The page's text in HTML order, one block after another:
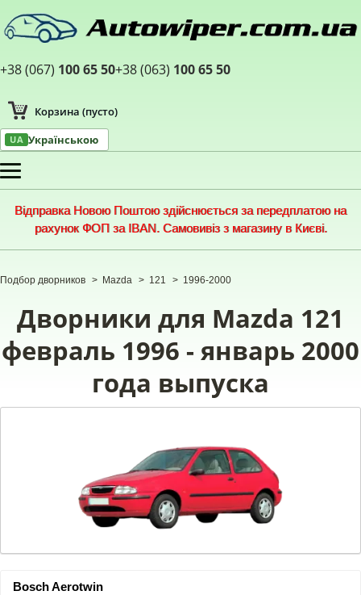
+38 (067) 100 65 50+38 (063) 100 65 50
Корзина (пусто)
UA Українською
Меню
Відправка Новою Поштою здійснюється за передплатою на
рахунок ФОП за IBAN. Самовивіз з магазину в Києві.
Подбор дворников > Mazda > 121 > 1996-2000
Дворники для Mazda 121
февраль 1996 - январь 2000
года выпуска
Bosch Aerotwin